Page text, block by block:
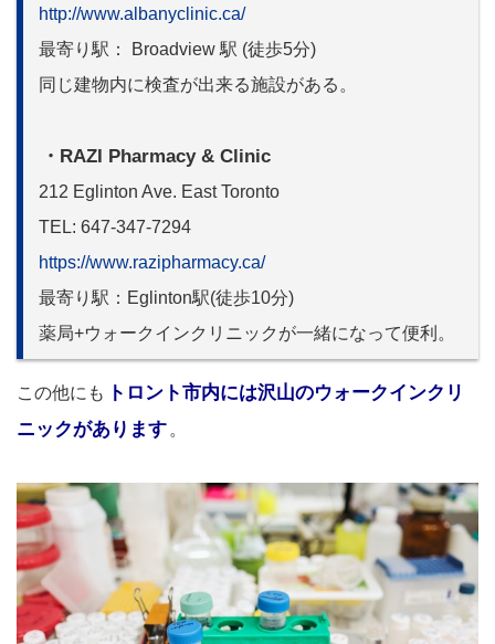
http://www.albanyclinic.ca/
最寄り駅： Broadview 駅 (徒歩5分)
同じ建物内に検査が出来る施設がある。
・RAZI Pharmacy & Clinic
212 Eglinton Ave. East Toronto
TEL: 647-347-7294
https://www.razipharmacy.ca/
最寄り駅：Eglinton駅(徒歩10分)
薬局+ウォークインクリニックが一緒になって便利。
この他にも
トロント市内には沢山のウォークインクリ
ニックがあります 。